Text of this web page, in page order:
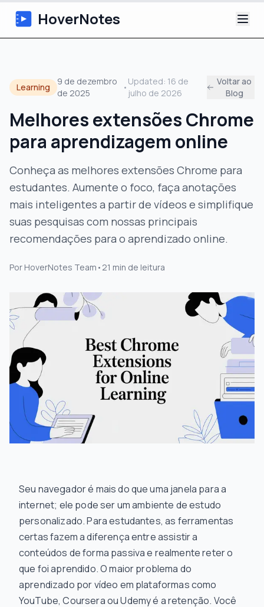
HoverNotes
Extension
Notas de Vídeo com IA
Tutoriais
Sobre
Learning
9 de dezembro
de 2025
•
Updated: 16 de
julho de 2026
Voltar ao
Blog
Melhores extensões Chrome
para aprendizagem online
Conheça as melhores extensões Chrome para
estudantes. Aumente o foco, faça anotações
mais inteligentes a partir de vídeos e simplifique
suas pesquisas com nossas principais
recomendações para o aprendizado online.
Por HoverNotes Team • 21 min de leitura
Seu navegador é mais do que uma janela para a
internet; ele pode ser um ambiente de estudo
personalizado. Para estudantes, as ferramentas
certas fazem a diferença entre assistir a
conteúdos de forma passiva e realmente reter o
que foi aprendido. O maior problema do
aprendizado por vídeo em plataformas como
YouTube, Coursera ou Udemy é a retenção. Você